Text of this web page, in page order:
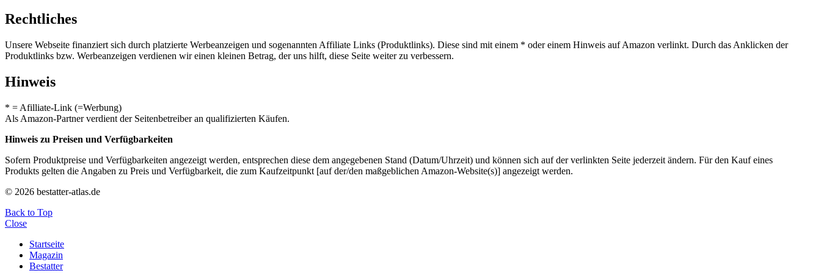
Rechtliches
Unsere Webseite finanziert sich durch platzierte Werbeanzeigen und sogenannten Affiliate Links (Produktlinks). Diese sind mit einem * oder einem Hinweis auf Amazon verlinkt. Durch das Anklicken der
Produktlinks bzw. Werbeanzeigen verdienen wir einen kleinen Betrag, der uns hilft, diese Seite weiter zu verbessern.
Hinweis
* = Afilliate-Link (=Werbung)
Als Amazon-Partner verdient der Seitenbetreiber an qualifizierten Käufen.
Hinweis zu Preisen und Verfügbarkeiten
Sofern Produktpreise und Verfügbarkeiten angezeigt werden, entsprechen diese dem angegebenen Stand (Datum/Uhrzeit) und können sich auf der verlinkten Seite jederzeit ändern. Für den Kauf eines
Produkts gelten die Angaben zu Preis und Verfügbarkeit, die zum Kaufzeitpunkt [auf der/den maßgeblichen Amazon-Website(s)] angezeigt werden.
© 2026 bestatter-atlas.de
Back to Top
Close
Startseite
Magazin
Bestatter